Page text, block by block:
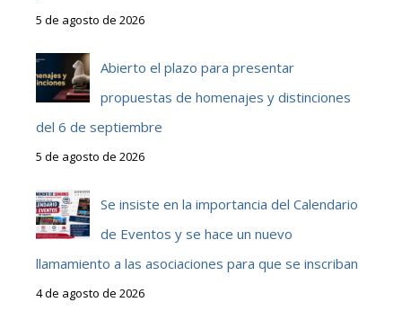
5 de agosto de 2026
Abierto el plazo para presentar
propuestas de homenajes y distinciones
del 6 de septiembre
5 de agosto de 2026
Se insiste en la importancia del Calendario
de Eventos y se hace un nuevo
llamamiento a las asociaciones para que se inscriban
4 de agosto de 2026